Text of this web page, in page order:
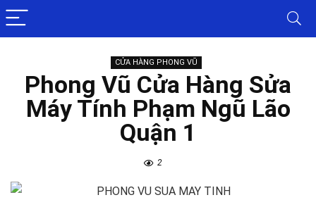
CỬA HÀNG PHONG VŨ
Phong Vũ Cửa Hàng Sửa
Máy Tính Phạm Ngũ Lão
Quận 1
2